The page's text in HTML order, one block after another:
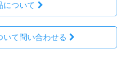
について
いて問い合わせる